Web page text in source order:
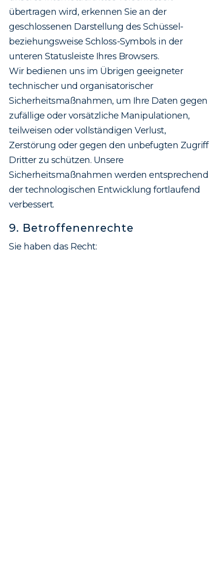
übertragen wird, erkennen Sie an der
geschlossenen Darstellung des Schüssel-
beziehungsweise Schloss-Symbols in der
unteren Statusleiste Ihres Browsers.
Wir bedienen uns im Übrigen geeigneter
technischer und organisatorischer
Sicherheitsmaßnahmen, um Ihre Daten gegen
zufällige oder vorsätzliche Manipulationen,
teilweisen oder vollständigen Verlust,
Zerstörung oder gegen den unbefugten Zugriff
Dritter zu schützen. Unsere
Sicherheitsmaßnahmen werden entsprechend
der technologischen Entwicklung fortlaufend
verbessert.
9. Betroffenen­rechte
Sie haben das Recht: